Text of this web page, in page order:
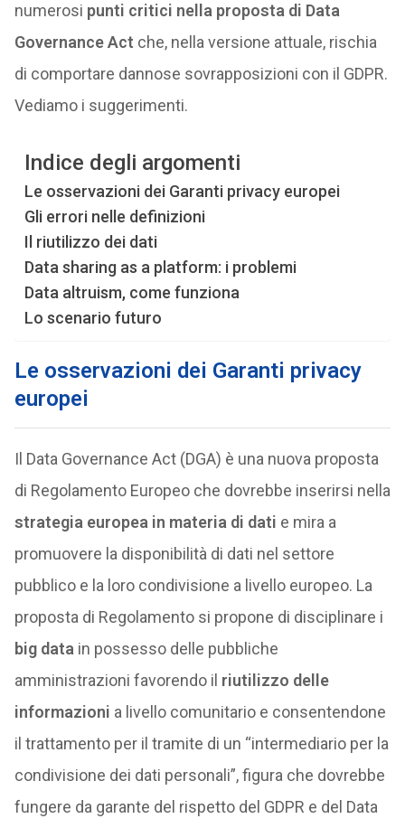
numerosi punti critici nella proposta di Data
Governance Act che, nella versione attuale, rischia
di comportare dannose sovrapposizioni con il GDPR.
Vediamo i suggerimenti.
Indice degli argomenti
Le osservazioni dei Garanti privacy europei
Gli errori nelle definizioni
Il riutilizzo dei dati
Data sharing as a platform: i problemi
Data altruism, come funziona
Lo scenario futuro
Le osservazioni dei Garanti privacy
europei
Il Data Governance Act (DGA) è una nuova proposta
di Regolamento Europeo che dovrebbe inserirsi nella
strategia europea in materia di dati e mira a
promuovere la disponibilità di dati nel settore
pubblico e la loro condivisione a livello europeo. La
proposta di Regolamento si propone di disciplinare i
big data in possesso delle pubbliche
amministrazioni favorendo il riutilizzo delle
informazioni a livello comunitario e consentendone
il trattamento per il tramite di un “intermediario per la
condivisione dei dati personali”, figura che dovrebbe
fungere da garante del rispetto del GDPR e del Data